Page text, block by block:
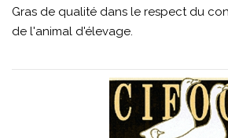
Gras de qualité dans le respect du
de l'animal d'élevage.